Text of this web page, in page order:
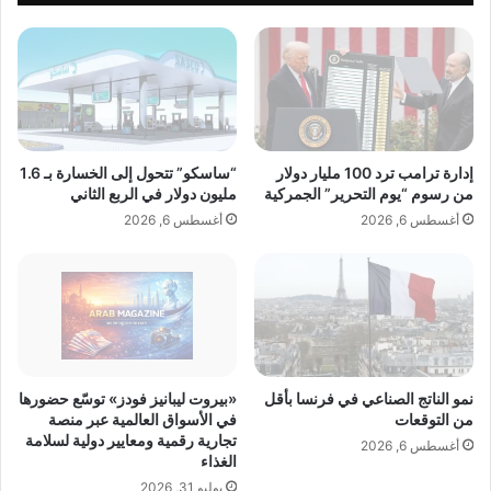
ي
ج
ز
ا
ئ
س
ب
ة
1
8
%
خ
ط
ن
س
ن
ا
ل
م
د
خ
ر
و
ن
أ
إدارة ترامب ترد 100 مليار دولار
من رسوم “يوم التحرير” الجمركية
أغسطس 6, 2026
“ساسكو” تتحول إلى الخسارة بـ 1.6
مليون دولار في الربع الثاني
أغسطس 6, 2026
نمو الناتج الصناعي في فرنسا بأقل
من التوقعات
أغسطس 6, 2026
«بيروت ليبانيز فودز» توسّع حضورها
في الأسواق العالمية عبر منصة
تجارية رقمية ومعايير دولية لسلامة
الغذاء
يوليو 31, 2026